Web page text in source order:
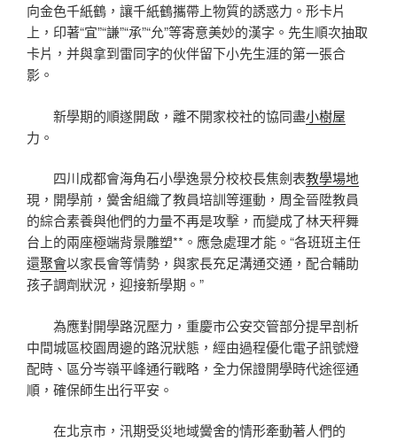
向金色千紙鶴，讓千紙鶴攜帶上物質的誘惑力。形卡片
上，印著“宜”“謙”“承”“允”等寄意美妙的漢字。先生順次抽取
卡片，并與拿到雷同字的伙伴留下小先生涯的第一張合
影。
新學期的順遂開啟，離不開家校社的協同盡小樹屋
力。
四川成都會海角石小學逸景分校校長焦劍表教學場地
現，開學前，黌舍組織了教員培訓等運動，周全晉陞教員
的綜合素養與他們的力量不再是攻擊，而變成了林天秤舞
台上的兩座極端背景雕塑**。應急處理才能。“各班班主任
還聚會以家長會等情勢，與家長充足溝通交通，配合輔助
孩子調劑狀況，迎接新學期。”
為應對開學路況壓力，重慶市公安交管部分提早剖析
中間城區校園周邊的路況狀態，經由過程優化電子訊號燈
配時、區分岑嶺平峰通行戰略，全力保證開學時代途徑通
順，確保師生出行平安。
在北京市，汛期受災地域黌舍的情形牽動著人們的